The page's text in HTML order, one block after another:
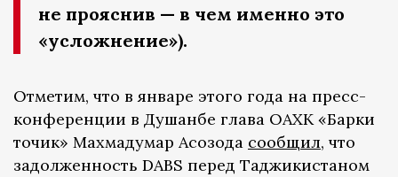
не прояснив — в чем именно это
«усложнение»).
Отметим, что в январе этого года на пресс-
конференции в Душанбе глава ОАХК «Барки
точик» Махмадумар Асозода сообщил, что
задолженность DABS перед Таджикистаном